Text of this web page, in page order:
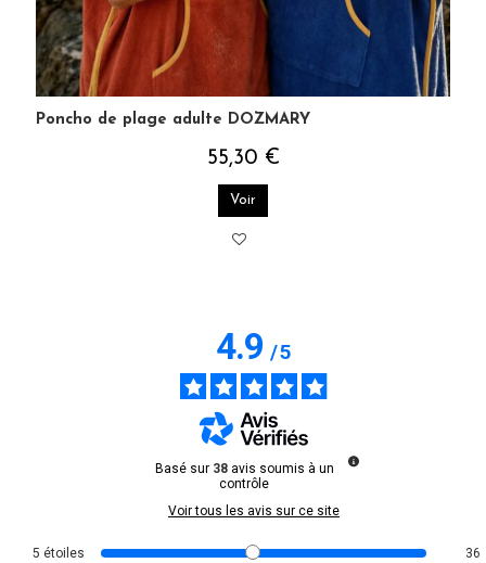
Poncho de plage adulte DOZMARY
55,30 €
Voir
4.9/5
Basé sur 38 avis soumis à un
contrôle
Voir tous les avis sur ce site
5 étoiles
36